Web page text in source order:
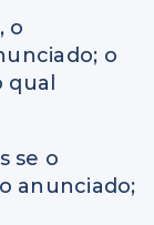
o
o
qual
se o
anunciado;